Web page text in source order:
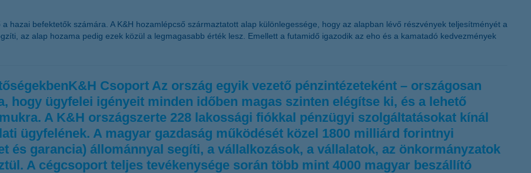
hazai befektetők számára. A K&H hozamlépcső származtatott alap különlegessége, hogy az alapban lévő részvények teljesítményét a
az alap hozama pedig ezek közül a legmagasabb érték lesz. Emellett a futamidő igazodik az eho és a kamatadó kedvezmények
Csoport Az ország egyik vezető pénzintézeteként – országosan
hogy ügyfelei igényeit minden időben magas szinten elégítse ki, és a lehető
A K&H országszerte 228 lakossági fiókkal pénzügyi szolgáltatásokat kínál
ügyfelének. A magyar gazdaság működését közel 1800 milliárd forintnyi
és garancia) állománnyal segíti, a vállalkozások, a vállalatok, az önkormányzatok
A cégcsoport teljes tevékenysége során több mint 4000 magyar beszállító